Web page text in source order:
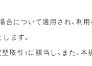
について適用され、利
ます。
引」に該当し、また、本